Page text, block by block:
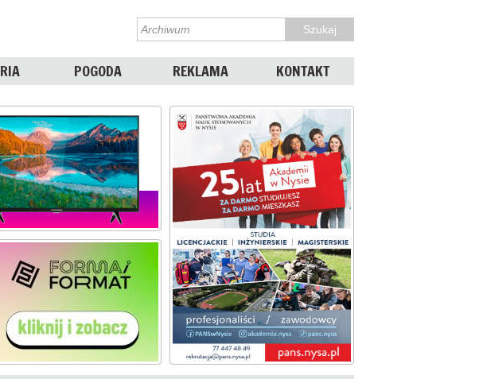
POGODA REKLAMA KONTAKT